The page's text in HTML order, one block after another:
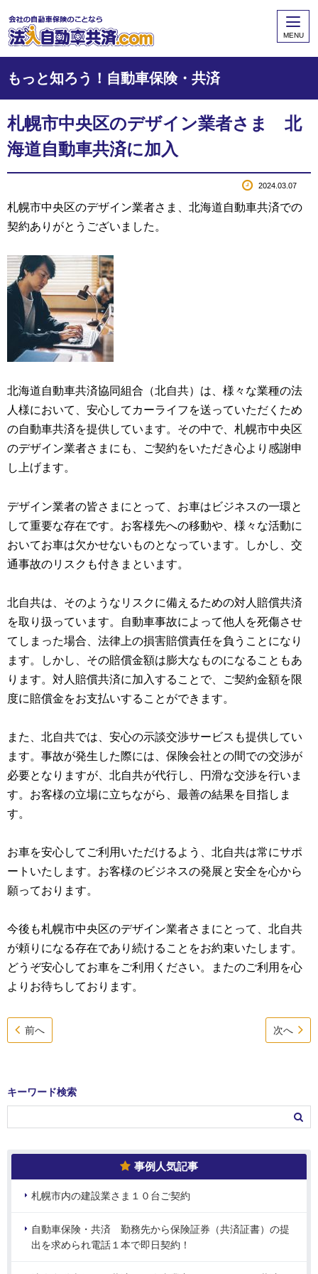
MENU
もっと知ろう！自動車保険・共済
札幌市中央区のデザイン業者さま 北
海道自動車共済に加入
2024.03.07
札幌市中央区のデザイン業者さま、北海道自動車共済での
契約ありがとうございました。
北海道自動車共済協同組合（北自共）は、様々な業種の法
人様において、安心してカーライフを送っていただくため
の自動車共済を提供しています。その中で、札幌市中央区
のデザイン業者さまにも、ご契約をいただき心より感謝申
し上げます。
デザイン業者の皆さまにとって、お車はビジネスの一環と
して重要な存在です。お客様先への移動や、様々な活動に
おいてお車は欠かせないものとなっています。しかし、交
通事故のリスクも付きまといます。
北自共は、そのようなリスクに備えるための対人賠償共済
を取り扱っています。自動車事故によって他人を死傷させ
てしまった場合、法律上の損害賠償責任を負うことになり
ます。しかし、その賠償金額は膨大なものになることもあ
ります。対人賠償共済に加入することで、ご契約金額を限
度に賠償金をお支払いすることができます。
また、北自共では、安心の示談交渉サービスも提供してい
ます。事故が発生した際には、保険会社との間での交渉が
必要となりますが、北自共が代行し、円滑な交渉を行いま
す。お客様の立場に立ちながら、最善の結果を目指しま
す。
お車を安心してご利用いただけるよう、北自共は常にサポ
ートいたします。お客様のビジネスの発展と安全を心から
願っております。
今後も札幌市中央区のデザイン業者さまにとって、北自共
が頼りになる存在であり続けることをお約束いたします。
どうぞ安心してお車をご利用ください。またのご利用を心
よりお待ちしております。
前へ 次へ
キーワード検索
事例人気記事
札幌市内の建設業さま１０台ご契約
自動車保険・共済 勤務先から保険証券（共済証書）の提
出を求められ電話１本で即日契約！